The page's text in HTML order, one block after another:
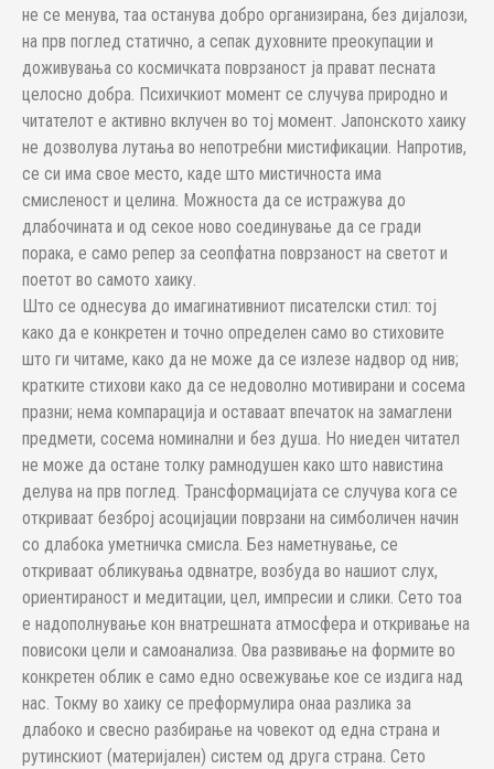
не се менува, таа останува добро организирана, без дијалози,
на прв поглед статично, а сепак духовните преокупации и
доживувања со космичката поврзаност ја прават песната
целосно добра. Психичкиот момент се случува природно и
читателот е активно вклучен во тој момент. Јапонското хаику
не дозволува лутања во непотребни мистификации. Напротив,
се си има свое место, каде што мистичноста има
смисленост и целина. Можноста да се истражува до
длабочината и од секое ново соединување да се гради
порака, е само репер за сеопфатна поврзаност на светот и
поетот во самото хаику.
Што се однесува до имагинативниот писателски стил: тој
како да е конкретен и точно определен само во стиховите
што ги читаме, како да не може да се излезе надвор од нив;
кратките стихови како да се недоволно мотивирани и сосема
празни; нема компарација и оставаат впечаток на замаглени
предмети, сосема номинални и без душа. Но ниеден читател
не може да остане толку рамнодушен како што навистина
делува на прв поглед. Трансформацијата се случува кога се
откриваат безброј асоцијации поврзани на симболичен начин
со длабока уметничка смисла. Без наметнување, се
откриваат обликувања одвнатре, возбуда во нашиот слух,
ориентираност и медитации, цел, импресии и слики. Сето тоа
е надополнување кон внатрешната атмосфера и откривање на
повисоки цели и самоанализа. Ова развивање на формите во
конкретен облик е само едно освежување кое се издига над
нас. Токму во хаику се преформулира онаа разлика за
длабоко и свесно разбирање на човекот од една страна и
рутинскиот (материјален) систем од друга страна. Сето